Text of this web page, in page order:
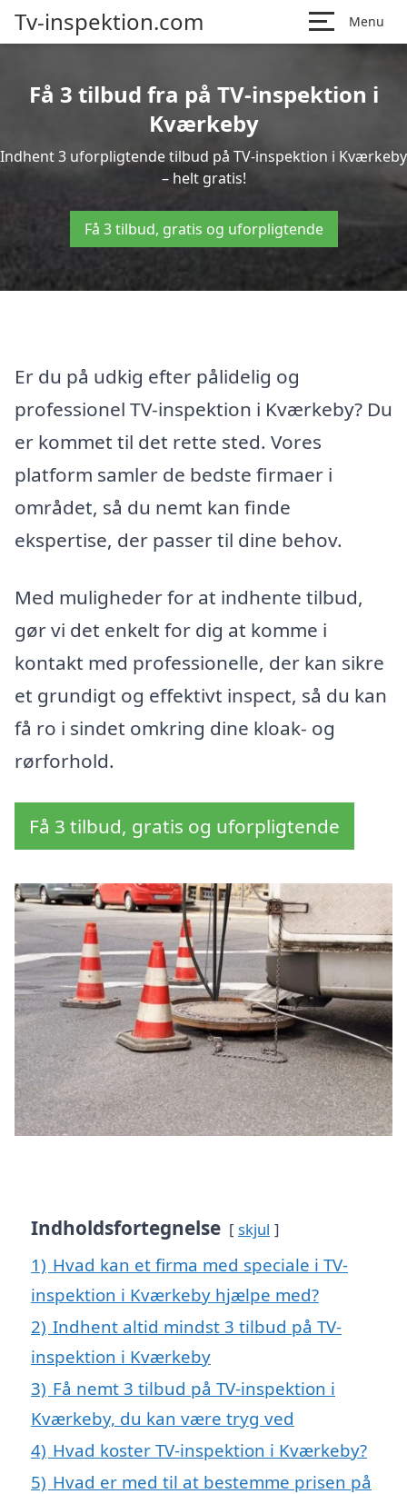
Tv-inspektion.com Menu
Få 3 tilbud fra på TV-inspektion i
Kværkeby
Indhent 3 uforpligtende tilbud på TV-inspektion i Kværkeby
– helt gratis!
Få 3 tilbud, gratis og uforpligtende
Er du på udkig efter pålidelig og
professionel TV-inspektion i Kværkeby? Du
er kommet til det rette sted. Vores
platform samler de bedste firmaer i
området, så du nemt kan finde
ekspertise, der passer til dine behov.
Med muligheder for at indhente tilbud,
gør vi det enkelt for dig at komme i
kontakt med professionelle, der kan sikre
et grundigt og effektivt inspect, så du kan
få ro i sindet omkring dine kloak- og
rørforhold.
Få 3 tilbud, gratis og uforpligtende
Indholdsfortegnelse skjul
1) Hvad kan et firma med speciale i TV-
inspektion i Kværkeby hjælpe med?
2) Indhent altid mindst 3 tilbud på TV-
inspektion i Kværkeby
3) Få nemt 3 tilbud på TV-inspektion i
Kværkeby, du kan være tryg ved
4) Hvad koster TV-inspektion i Kværkeby?
5) Hvad er med til at bestemme prisen på